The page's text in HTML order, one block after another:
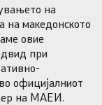
на
на македонското
овие
при
официјалниот
на МАЕИ.